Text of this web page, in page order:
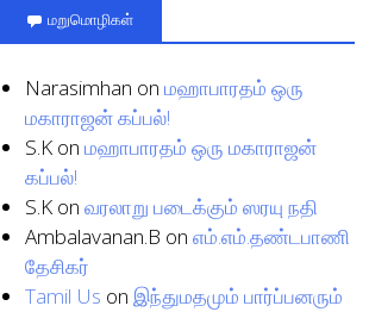
மறுமொழிகள்
Narasimhan onமஹாபாரதம் ஒரு
மகாராஜன் கப்பல்!
S.K onமஹாபாரதம் ஒரு மகாராஜன்
கப்பல்!
S.K onவரலாறு படைக்கும் ஸரயு நதி
Ambalavanan.B onஎம்.எம்.தண்டபாணி
தேசிகர்
Tamil Us onஇந்துமதமும் பார்ப்பனரும்